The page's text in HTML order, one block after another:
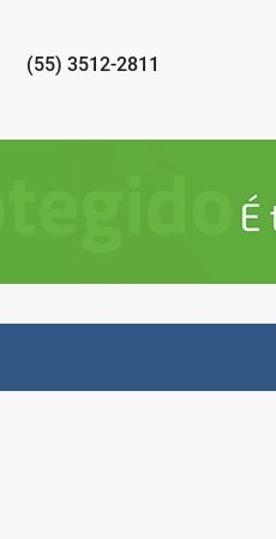
(55) 3512-2811